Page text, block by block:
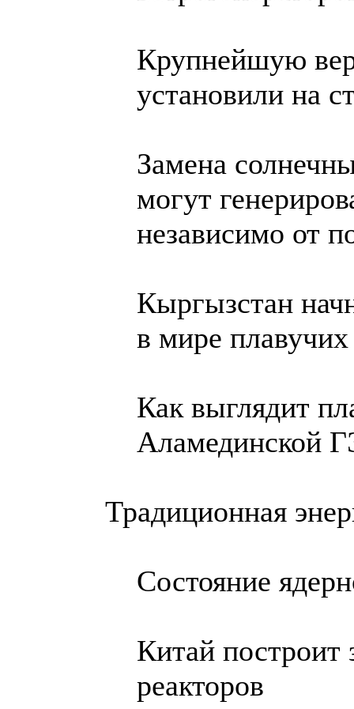
Крупнейшую
установили на
Замена
могут
независимо от
Кыргызстан
в мире
Как выглядит
Аламединской
Традиционная
Состояние
Китай построит
реакторов